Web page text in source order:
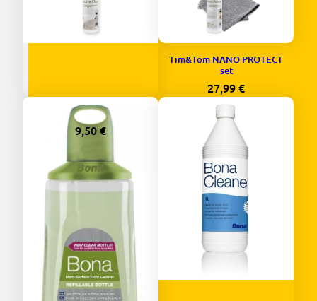
Tim&Tom ACTIVE CLEAN
9,50€
Tim&Tom NANO PROTECT
set
27,99€